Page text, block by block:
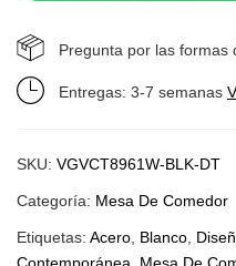
Pregunta por las formas
Entregas: 3-7 semanas
SKU: VGVCT8961W-BLK-DT
Categoría: Mesa De Comedor
Etiquetas: Acero Blanco